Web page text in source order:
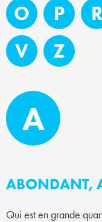
O
P R
V
Z
A
ABONDANT,
Qui est en grande